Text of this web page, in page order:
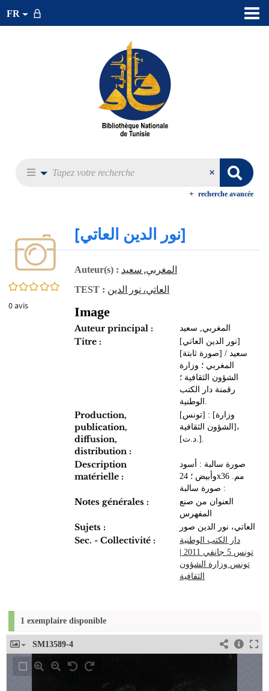
FR
recherche avancée
0/5
0avis
[نور الدين العاتي]
Auteur(s) : المغربي, سعيد
TEST : العاتي، نور الدين
Image
Auteur principal : المغربي, سعيد
Titre :
[نور الدين العاتي]
[صورة ثابتة] / سعيد
المغربي ؛ وزارة
الشؤون الثقافية ؛
رقمنة دار الكتب
الوطنية.
Production,
publication,
diffusion,
distribution :
[تونس] : [وزارة
الشؤون الثقافية]،
[د.ت.].
Description
matérielle :
صورة سالبة : أسود
وأبيض ؛ 24x36 مم.
صورة سالبة :
Notes générales :
العنوان من صنع
المفهرس
Sujets : العاتي، نور الدين صور
Sec. - Collectivité :
دار الكتب الوطنية
تونس 5 جانفي 2011
تونس وزارة الشؤون
الثقافية
1 exemplaire disponible
SM13589-4